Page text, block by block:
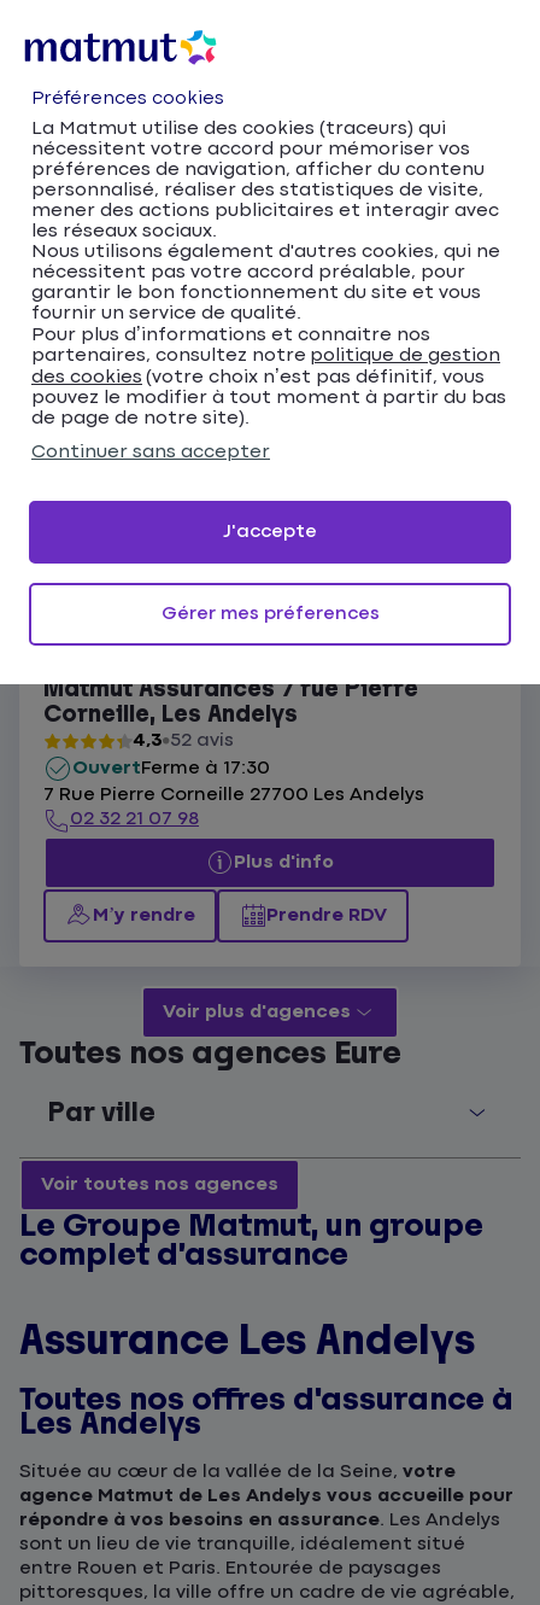
Accueil
Trouver votre agence Matmut
Normandie
Eure Les Andelys
Trouver votre agence
Matmut
Veuillez renseigner une adresse
Me localiser
Ouvert actuellement
Les agences Matmut Les Andelys
Carte
Matmut Assurances 7 rue Pierre
Corneille, Les Andelys
4,3 52 avis
OuvertFerme à 17:30
7 Rue Pierre Corneille 27700 Les Andelys
02 32 21 07 98
Plus d'info
M’y rendre Prendre RDV
Voir plus d'agences
Toutes nos agences Eure
Par ville
Voir toutes nos agences
Le Groupe Matmut, un groupe
complet d’assurance
Assurance Les Andelys
Toutes nos offres d'assurance à
Les Andelys
Située au cœur de la vallée de la Seine, votre
agence Matmut de Les Andelys vous accueille pour
répondre à vos besoins en assurance. Les Andelys
sont un lieu de vie tranquille, idéalement situé
entre Rouen et Paris. Entourée de paysages
pittoresques, la ville offre un cadre de vie agréable,
Préférences cookies
La Matmut utilise des cookies (traceurs) qui
nécessitent votre accord pour mémoriser vos
préférences de navigation, afficher du contenu
personnalisé, réaliser des statistiques de visite,
mener des actions publicitaires et interagir avec
les réseaux sociaux.
Nous utilisons également d'autres cookies, qui ne
nécessitent pas votre accord préalable, pour
garantir le bon fonctionnement du site et vous
fournir un service de qualité.
Pour plus d’informations et connaitre nos
partenaires, consultez notre politique de gestion
des cookies (votre choix n’est pas définitif, vous
pouvez le modifier à tout moment à partir du bas
de page de notre site).
Continuer sans accepter
Gérer mes préferences
J'accepte